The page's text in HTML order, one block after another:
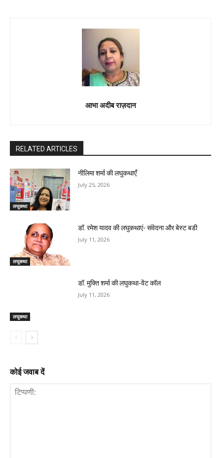
आभा अदीब राज़दान
RELATED ARTICLES
लघुकथा
नीलिमा शर्मा की लघुकथाएँ
July 25, 2026
लघुकथा
डॉ. रमेश यादव की लघुकथाएं- संवेदना और बेस्ट बडी
July 11, 2026
लघुकथा
डॉ. मुक्ति शर्मा की लघुकथा-वेंट कॉल
July 11, 2026
कोई जवाब दें